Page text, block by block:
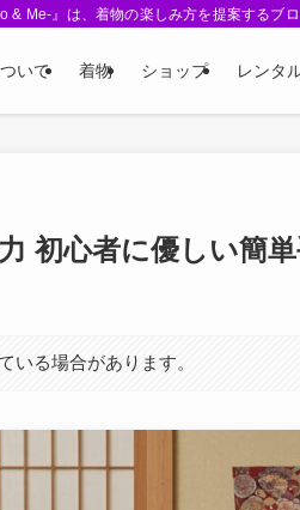
& Me-』は、着物の楽しみ方を提案する
いて 着物 ショップ レンタ
初心者に優しい簡
いる場合があります。